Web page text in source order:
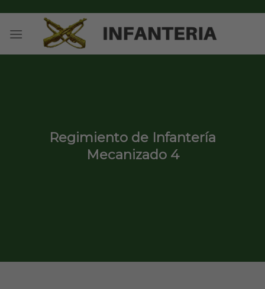
content
Regimiento de Infantería
Mecanizado 4